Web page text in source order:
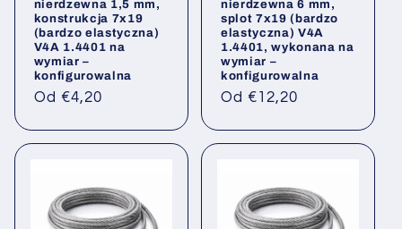
nierdzewna 1,5 mm,
konstrukcja 7x19
(bardzo elastyczna)
V4A 1.4401 na
wymiar –
konfigurowalna
Cena
Od €4,20
nierdzewna 6 mm,
splot 7x19 (bardzo
elastyczna) V4A
1.4401, wykonana na
wymiar –
konfigurowalna
Cena
Od €12,20